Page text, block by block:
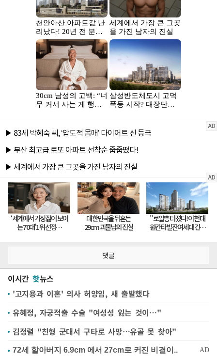
댓글
이시간 핫뉴스
'고지용과 이혼' 의사 허양임, 새 출발했다
유혜정, 자궁적출 수술 "여성성 잃는 것이…"
김정렬 "친형 군대서 구타로 사망…유골 못 찾아"